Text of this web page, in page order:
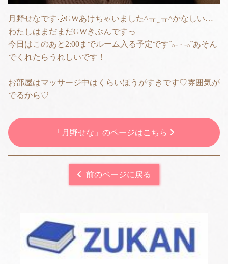
月野せなです🌙GWあけちゃいました^ㅠ ̫ ㅠ^かなしい…
わたしはまだまだGWきぶんですっ
今日はこのあと2:00までルーム入る予定です˘𓂂- · -𓂂˘あそん
でくれたらうれしいです！
お部屋はマッサージ中はくらいほうがすきです♡雰囲気が
でるから♡
「月野せな」のページはこちら
前のページに戻る